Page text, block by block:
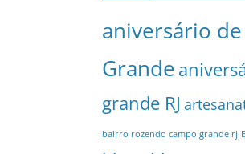
aniversário
Grande
grande RJ
bairro rozendo campo grande rj